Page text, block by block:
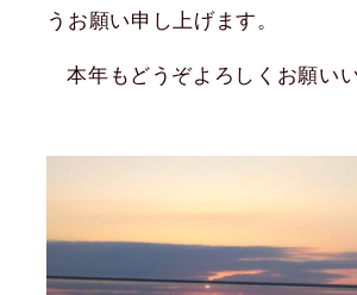
うお願い申し上げます。
本年もどうぞよろしくお願い